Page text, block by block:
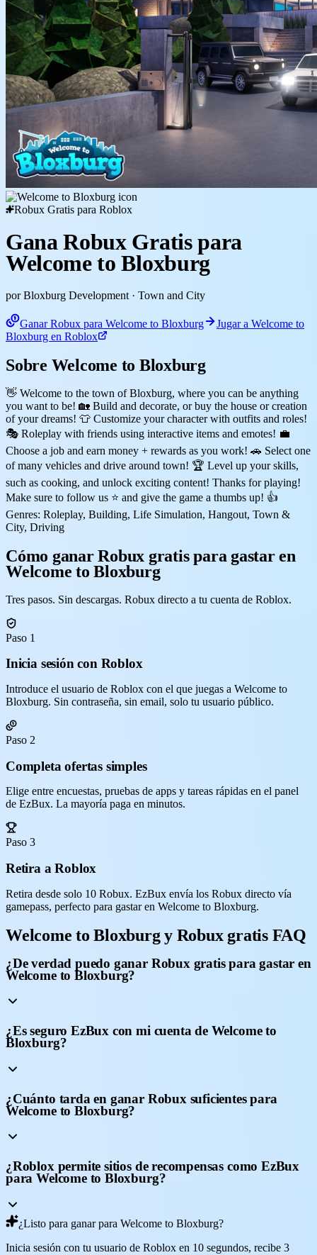
Robux Gratis para Roblox
Gana Robux Gratis para
Welcome to Bloxburg
por Bloxburg Development · Town and City
Ganar Robux para Welcome to Bloxburg
Jugar a Welcome to
Bloxburg en Roblox
Sobre Welcome to Bloxburg
👋 Welcome to the town of Bloxburg, where you can be anything
you want to be! 🏡 Build and decorate, or buy the house or creation
of your dreams! 👕 Customize your character with outfits and roles!
🎭 Roleplay with friends using interactive items and emotes! 💼
Choose a job and earn money + rewards as you work! 🚗 Select one
of many vehicles and drive around town! 🏆 Level up your skills,
such as cooking, and unlock exciting content! Thanks for playing!
Make sure to follow us ⭐ and give the game a thumbs up! 👍
Genres: Roleplay, Building, Life Simulation, Hangout, Town &
City, Driving
Cómo ganar Robux gratis para gastar en
Welcome to Bloxburg
Tres pasos. Sin descargas. Robux directo a tu cuenta de Roblox.
Paso 1
Inicia sesión con Roblox
Introduce el usuario de Roblox con el que juegas a Welcome to
Bloxburg. Sin contraseña, sin email, solo tu usuario público.
Paso 2
Completa ofertas simples
Elige entre encuestas, pruebas de apps y tareas rápidas en el panel
de EzBux. La mayoría paga en minutos.
Paso 3
Retira a Roblox
Retira desde solo 10 Robux. EzBux envía los Robux directo vía
gamepass, perfecto para gastar en Welcome to Bloxburg.
Welcome to Bloxburg y Robux gratis FAQ
¿De verdad puedo ganar Robux gratis para gastar en
Welcome to Bloxburg?
¿Es seguro EzBux con mi cuenta de Welcome to
Bloxburg?
¿Cuánto tarda en ganar Robux suficientes para
Welcome to Bloxburg?
¿Roblox permite sitios de recompensas como EzBux
para Welcome to Bloxburg?
¿Listo para ganar para Welcome to Bloxburg?
Inicia sesión con tu usuario de Roblox en 10 segundos, recibe 3